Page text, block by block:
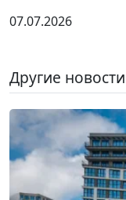
07.07.2026
Другие новости